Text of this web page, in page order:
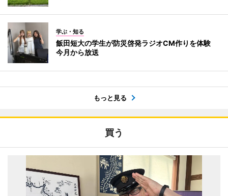
学ぶ・知る
飯田短大の学生が防災啓発ラジオCM作りを体験
今月から放送
もっと見る
買う